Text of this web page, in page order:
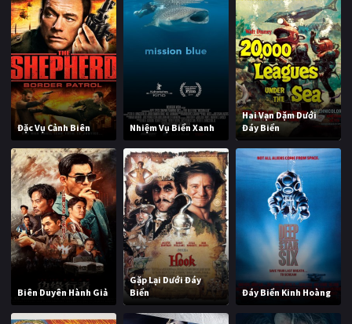
Đặc Vụ Cảnh Biên Nhiệm Vụ Biển Xanh
Hai Vạn Dặm Dưới
Đáy Biển
Biên Duyên Hành Giả
Gặp Lại Dưới Đáy
Biển
Đáy Biển Kinh Hoàng